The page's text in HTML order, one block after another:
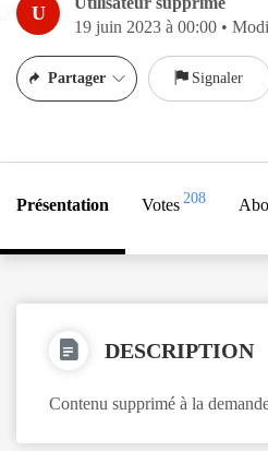
U
19 juin 2023 à 00:00 •
Partager Signaler
Présentation Votes 208
DESCRIPTION
Contenu supprimé à la